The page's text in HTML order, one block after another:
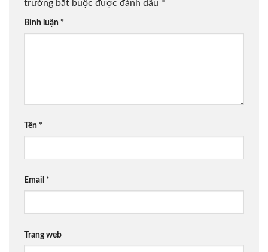
trường bắt buộc được đánh dấu *
Bình luận *
Tên *
Email *
Trang web